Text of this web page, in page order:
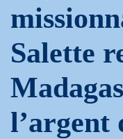
Salette
l’argent